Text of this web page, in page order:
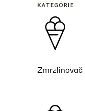
KATEGÓRIE
Zmrzlinovač